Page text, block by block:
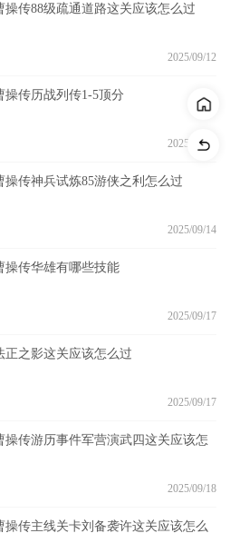
操传88级疏通道路这关应该怎么过
2025/09/12
操传历战列传1-5顶分
2025/09/14
操传神兵试炼85游侠之利怎么过
2025/09/14
操传华雄有哪些技能
2025/09/17
正之影这关应该怎么过
2025/09/17
操传游历事件军营演武四这关应该怎
2025/09/18
操传主线关卡刘备袭许这关应该怎么